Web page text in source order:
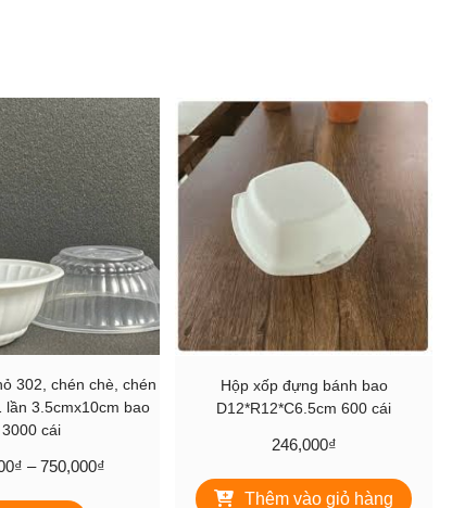
302, chén chè, chén
lần 3.5cmx10cm bao
3000 cái
₫ – 750,000₫
Hộp xốp đựng bánh bao
D12*R12*C6.5cm 600 cái
246,000₫
Thêm vào giỏ hàng